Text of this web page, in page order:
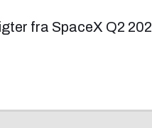
fra SpaceX Q2